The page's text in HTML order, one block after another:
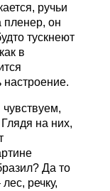
ручьи
пленер, он
тускнеют
в
на них,
Да то
речку,